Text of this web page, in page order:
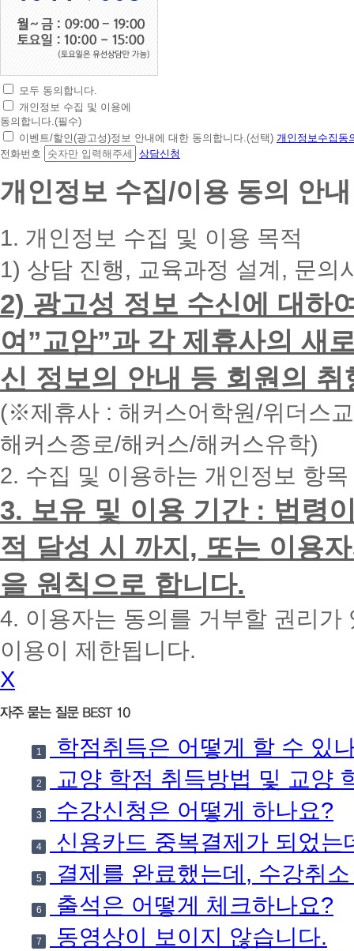
초
간
편
상
담
청
대
폰
입
력
시
면
빠
른
간
내
에
화
드
리
겠
습
니
다.
모두 동의합니다.
개인정보 수집 및 이용에
동의합니다.(필수)
이벤트/할인(광고성)정보 안내에 대한 동의합니다.(선택) 개인정보수집동
전화번호
상담신청
개인정보 수집/이용 동의 안내
1. 개인정보 수집 및 이용 목적
1) 상담 진행, 교육과정 설계, 문의
2) 광고성 정보 수신에 대하
여”교암”과 각 제휴사의 새
신 정보의 안내 등 회원의
(※제휴사 : 해커스어학원/위더스
해커스종로/해커스/해커스유학)
2. 수집 및 이용하는 개인정보 항
3. 보유 및 이용 기간 : 법령
적 달성 시 까지, 또는 이용
을 원칙으로 합니다.
4. 이용자는 동의를 거부할 권리
이용이 제한됩니다.
X
1 학점취득은 어떻게 할 수 있
2 교양 학점 취득방법 및 교양
3 수강신청은 어떻게 하나요?
4 신용카드 중복결제가 되었는
5 결제를 완료했는데, 수강취
6 출석은 어떻게 체크하나요?
7 동영상이 보이지 않습니다.